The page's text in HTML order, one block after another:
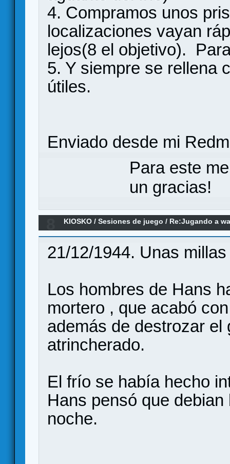
4. Compramos unos
localizaciones vayan
lejos(8 el objetivo).
5. Y siempre se rellena
útiles.
Enviado desde mi
Para este
un gracias!
KIOSKO /Sesiones de juego / Re:Jugando a
21/12/1944. Unas
Los hombres de Hans
mortero , que acabó
además de destrozar
atrincherado.
El frío se había hecho
Hans pensó que
noche.